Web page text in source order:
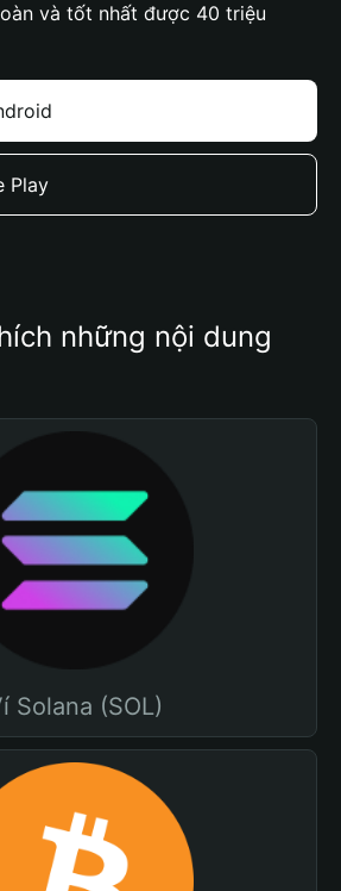
và tốt nhất được 40 triệu
Play
những nội dung
Solana (SOL)